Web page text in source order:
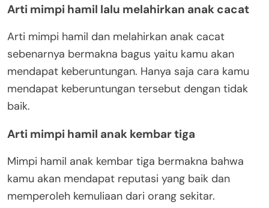
Arti mimpi hamil lalu melahirkan anak cacat
Arti mimpi hamil dan melahirkan anak cacat
sebenarnya bermakna bagus yaitu kamu akan
mendapat keberuntungan. Hanya saja cara kamu
mendapat keberuntungan tersebut dengan tidak
baik.
Arti mimpi hamil anak kembar tiga
Mimpi hamil anak kembar tiga bermakna bahwa
kamu akan mendapat reputasi yang baik dan
memperoleh kemuliaan dari orang sekitar.